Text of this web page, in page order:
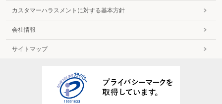
カスタマーハラスメントに対する基本方針
会社情報
サイトマップ